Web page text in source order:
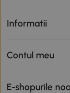
Informatii
Contul meu
E-shopurile